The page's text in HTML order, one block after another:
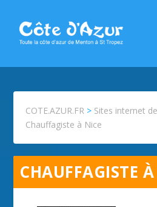
COTE.AZUR.FR > Sites internet
Chauffagiste à Nice
CHAUFFAGISTE